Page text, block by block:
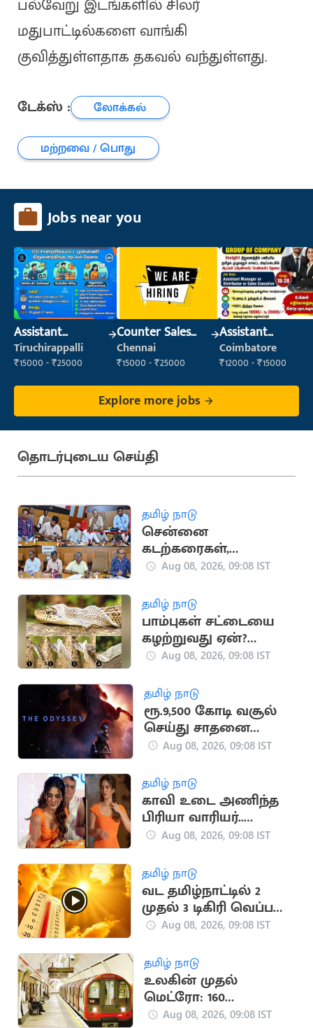
பல்வேறு இடங்களில் சிலர்
மதுபாட்டில்களை வாங்கி
குவித்துள்ளதாக தகவல் வந்துள்ளது.
டேக்ஸ் :
லோக்கல்
மற்றவை / பொது
Jobs near you
Assistant
Manager
Tiruchirappalli
₹15000 - ₹25000
Counter Sales
Executive (Retail
Sales)
Chennai
₹15000 - ₹25000
Assistant
Manager
Coimbatore
₹12000 - ₹15000
Explore more jobs
தொடர்புடைய செய்தி
தமிழ் நாடு
சென்னை
கடற்கரைகள்,
பூங்காக்களில் இலவச
Aug 08, 2026, 09:08 IST
தமிழ் நாடு
பாம்புகள் சட்டையை
கழற்றுவது ஏன்?
அறிவியல்பூர்வமான
Aug 08, 2026, 09:08 IST
தமிழ் நாடு
ரூ.9,500 கோடி வசூல்
செய்து சாதனை
படைத்த ‘தி ஒடிஸி’
Aug 08, 2026, 09:08 IST
தமிழ் நாடு
காவி உடை அணிந்த
பிரியா வாரியர்..
செய்தியாளர் சர்ச்சை
Aug 08, 2026, 09:08 IST
தமிழ் நாடு
வட தமிழ்நாட்டில் 2
முதல் 3 டிகிரி வெப்பம்
உயர வாய்ப்பு
Aug 08, 2026, 09:08 IST
தமிழ் நாடு
உலகின் முதல்
மெட்ரோ: 160
ஆண்டுகளைக் கடந்த
Aug 08, 2026, 09:08 IST